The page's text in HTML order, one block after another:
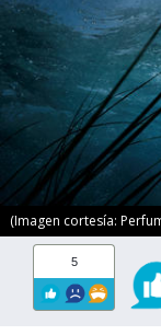
(Imagen cortesía:
5